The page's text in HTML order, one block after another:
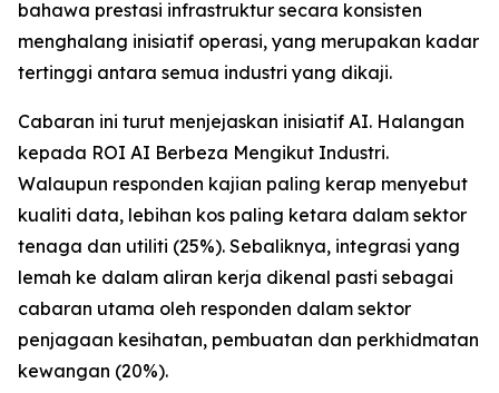
bahawa prestasi infrastruktur secara konsisten
menghalang inisiatif operasi, yang merupakan kadar
tertinggi antara semua industri yang dikaji.
Cabaran ini turut menjejaskan inisiatif AI. Halangan
kepada ROI AI Berbeza Mengikut Industri.
Walaupun responden kajian paling kerap menyebut
kualiti data, lebihan kos paling ketara dalam sektor
tenaga dan utiliti (25%). Sebaliknya, integrasi yang
lemah ke dalam aliran kerja dikenal pasti sebagai
cabaran utama oleh responden dalam sektor
penjagaan kesihatan, pembuatan dan perkhidmatan
kewangan (20%).